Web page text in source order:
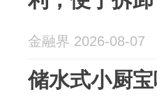
金融界 2026-08-07
储水式小厨